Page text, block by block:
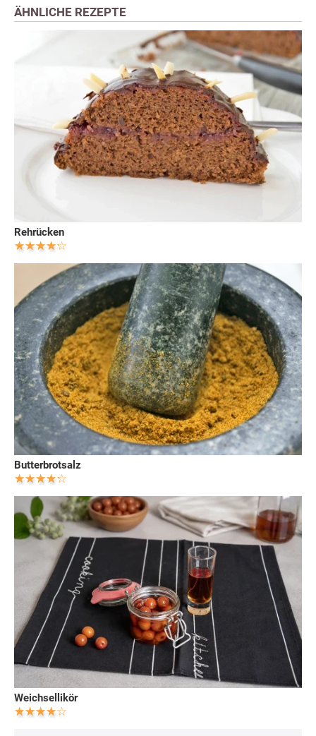
ÄHNLICHE REZEPTE
Rehrücken
Butterbrotsalz
Weichsellikör